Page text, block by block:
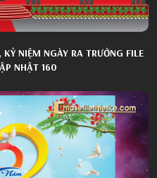
NIỆM NGÀY RA TRƯỜNG FILE
NHẬT 160